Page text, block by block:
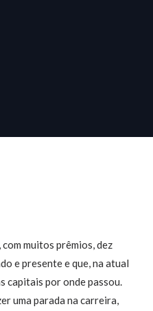
com muitos prêmios, dez
e presente e que, na atual
capitais por onde passou.
uma parada na carreira,